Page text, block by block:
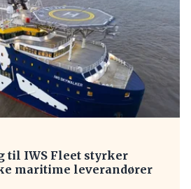
til IWS Fleet styrker
maritime leverandører